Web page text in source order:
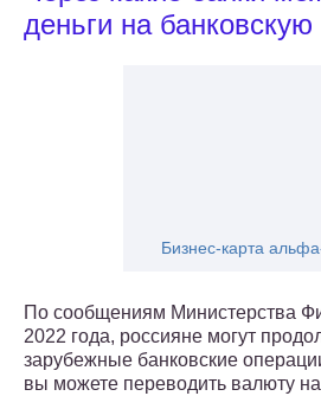
деньги на банковскую
Бизнес-карта
По сообщениям Министерства
2022 года, россияне могут
зарубежные банковские
вы можете переводить валюту